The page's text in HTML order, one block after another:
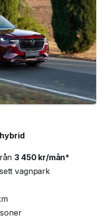
3 450 kr/mån*
vagnpark